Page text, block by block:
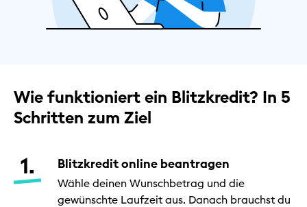
Wie funktioniert ein Blitzkredit? In 5
Schritten zum Ziel
Blitzkredit online beantragen
Wähle deinen Wunschbetrag und die
gewünschte Laufzeit aus. Danach brauchst du